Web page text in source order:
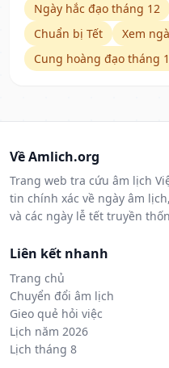
Ngày hắc đạo tháng 12
Chuẩn bị Tết
Xem
Cung hoàng đạo tháng
Về Amlich.org
Trang web tra cứu âm lịch
tin chính xác về ngày âm
và các ngày lễ tết truyền
Liên kết nhanh
Trang chủ
Chuyển đổi âm lịch
Gieo quẻ hỏi việc
Lịch năm 2026
Lịch tháng 8